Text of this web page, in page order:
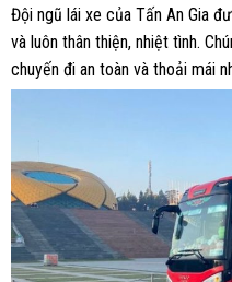
Đội ngũ lái xe của Tấn An Gia
và luôn thân thiện, nhiệt tình.
chuyến đi an toàn và thoải mái